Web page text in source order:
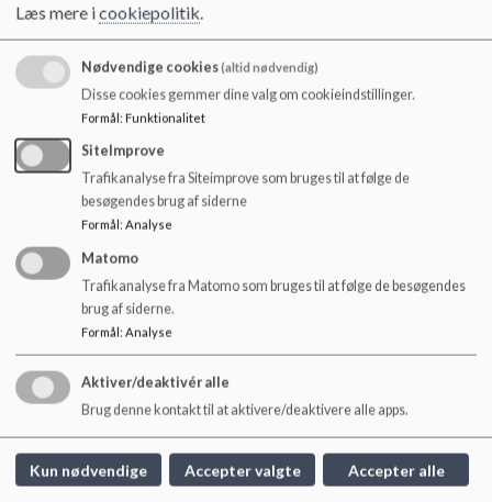
l
almindelige højmesse om søndagen. Antallet af gange
fastlægges af præsten.
For de almene konfirmationshold finder konfirmationen
sædvanligvis sted den sidste søndag i april.
Ret til ændringer forbeholdes.
I 2026 er der konfirmation søndag d. 26. april og
konfirmation for specialholdet er lørdag d. 25. april.
For yderligere information bedes man henvende sig til Låsby
Kirke.
https://www.laasbykirke.dk/kirkelige-
handlinger/konfirmation/
Låsby Skole
Skolevej 10, 8670 Låsby
Læs mere icookiepolitik.
Nødvendige cookies(altid nødvendig)
Disse cookies gemmer dine valg om cookieindstillinger.
Formål: Funktionalitet
SiteImprove
Trafikanalyse fra Siteimprove som bruges til at følge de
besøgendes brug af siderne
Formål : Analyse
Matomo
Trafikanalyse fra Matomo som bruges til at følge de besøgendes
brug af siderne.
Formål: Analyse
Aktiver/deaktivér alle
Brug denne kontakt til at aktivere/deaktivere alle apps.
Kun nødvendige Accepter valgte Accepter alle